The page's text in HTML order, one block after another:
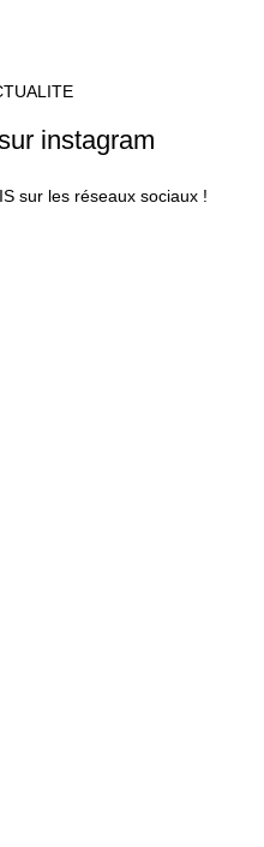
instagram
sur les réseaux sociaux !